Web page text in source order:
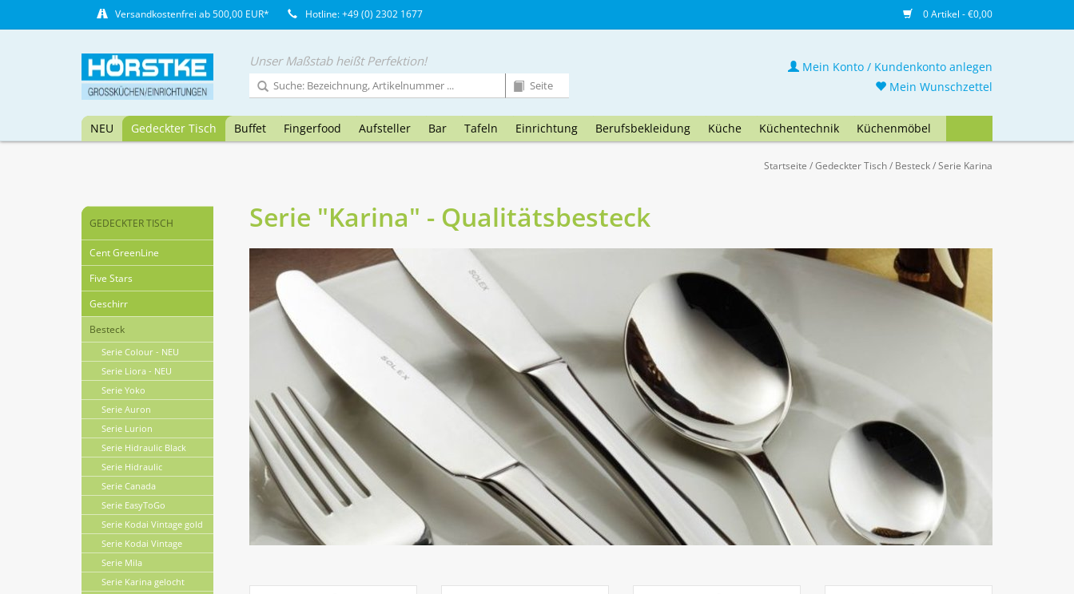
Versandkostenfrei ab 500,00 EUR* Hotline: +49 (0) 2302 1677 0 Artikel - €0,00
Unser Maßstab heißt Perfektion!
NEU Gedeckter Tisch Buffet Fingerfood Aufsteller Bar Tafeln Einrichtung Berufsbekleidung Küche Küchentechnik Küchenmöbel
Mein Konto / Kundenkonto anlegen
Mein Wunschzettel
Startseite /Gedeckter Tisch/ Besteck/Serie Karina
GEDECKTER TISCH
Cent GreenLine
Five Stars
Geschirr
Besteck
Serie Colour - NEU
Serie Liora - NEU
Serie Yoko
Serie Auron
Serie Lurion
Serie Hidraulic Black
Serie Hidraulic
Serie Canada
Serie EasyToGo
Serie Kodai Vintage gold
Serie Kodai Vintage
Serie Mila
Serie Karina gelocht
Serie "Karina" - Qualitätsbesteck